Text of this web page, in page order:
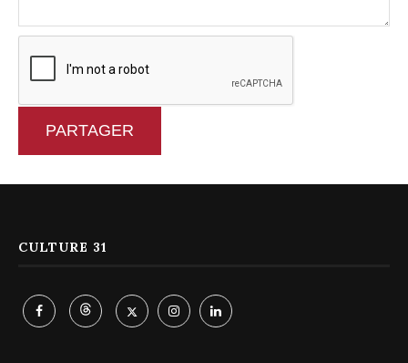
PARTAGER
CULTURE 31